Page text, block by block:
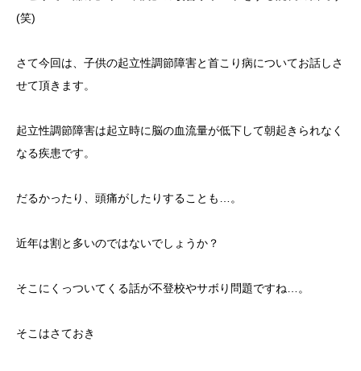
(笑)
さて今回は、子供の起立性調節障害と首こり病についてお話しさ
せて頂きます。
起立性調節障害は起立時に脳の血流量が低下して朝起きられなく
なる疾患です。
だるかったり、頭痛がしたりすることも…。
近年は割と多いのではないでしょうか？
そこにくっついてくる話が不登校やサボり問題ですね…。
そこはさておき